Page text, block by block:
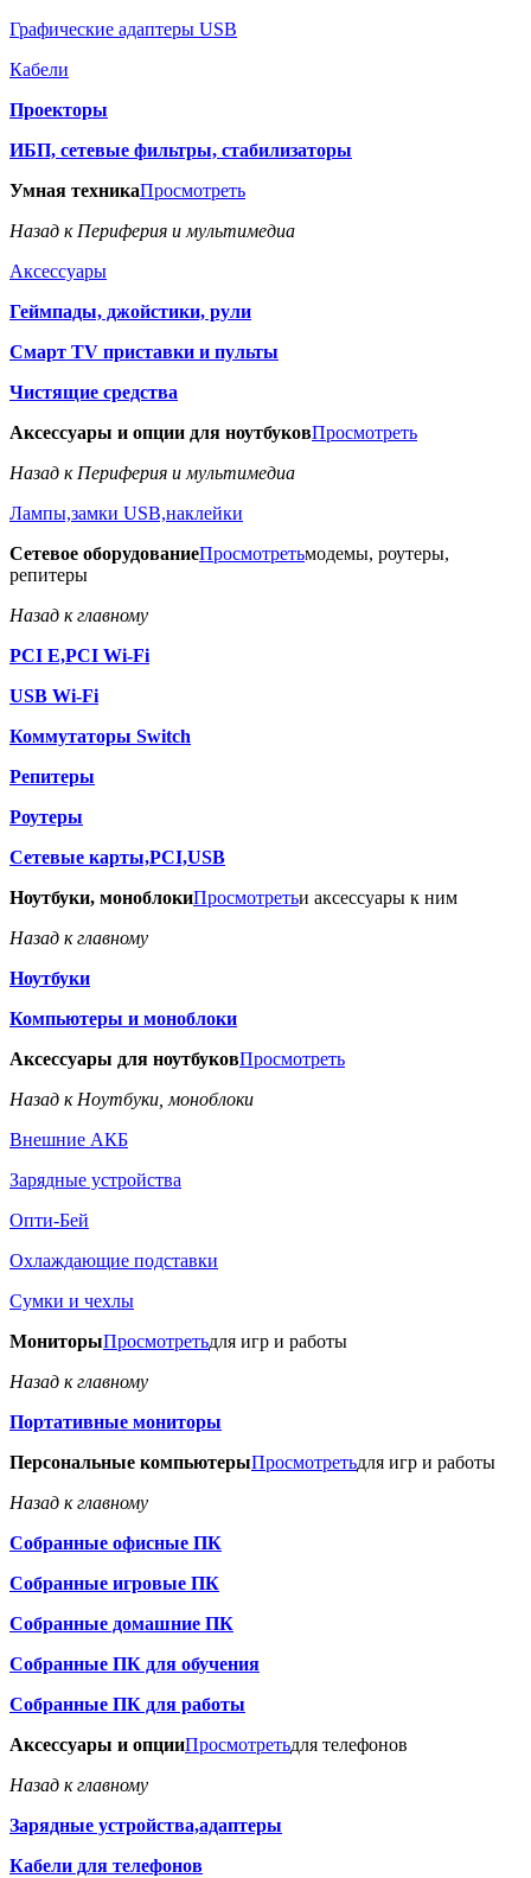
Графические адаптеры USB
Кабели
Проекторы
ИБП, сетевые фильтры, стабилизаторы
Умная техникаПросмотреть
Назад к Периферия и мультимедиа
Аксессуары
Геймпады, джойстики, рули
Смарт TV приставки и пульты
Чистящие средства
Аксессуары и опции для ноутбуковПросмотреть
Назад к Периферия и мультимедиа
Лампы,замки USB,наклейки
Сетевое оборудованиеПросмотретьмодемы, роутеры,
репитеры
Назад к главному
PCI E,PCI Wi-Fi
USB Wi-Fi
Коммутаторы Switch
Репитеры
Роутеры
Сетевые карты,PCI,USB
Ноутбуки, моноблокиПросмотретьи аксессуары к ним
Назад к главному
Ноутбуки
Компьютеры и моноблоки
Аксессуары для ноутбуковПросмотреть
Назад к Ноутбуки, моноблоки
Внешние АКБ
Зарядные устройства
Опти-Бей
Охлаждающие подставки
Сумки и чехлы
МониторыПросмотретьдля игр и работы
Назад к главному
Портативные мониторы
Персональные компьютерыПросмотретьдля игр и работы
Назад к главному
Собранные офисные ПК
Собранные игровые ПК
Собранные домашние ПК
Собранные ПК для обучения
Собранные ПК для работы
Аксессуары и опцииПросмотретьдля телефонов
Назад к главному
Зарядные устройства,адаптеры
Кабели для телефонов